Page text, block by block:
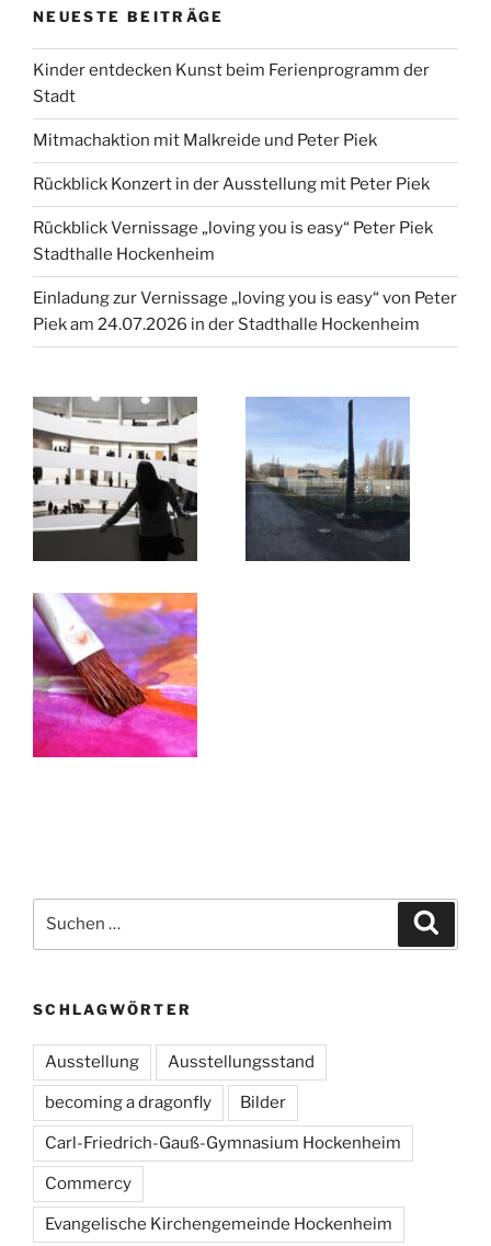
NEUESTE BEITRÄGE
Kinder entdecken Kunst beim Ferienprogramm der
Stadt
Mitmachaktion mit Malkreide und Peter Piek
Rückblick Konzert in der Ausstellung mit Peter Piek
Rückblick Vernissage „loving you is easy“ Peter Piek
Stadthalle Hockenheim
Einladung zur Vernissage „loving you is easy“ von Peter
Piek am 24.07.2026 in der Stadthalle Hockenheim
nach:
SCHLAGWÖRTER
Ausstellung Ausstellungsstand
becoming a dragonfly Bilder
Carl-Friedrich-Gauß-Gymnasium Hockenheim
Commercy
Evangelische Kirchengemeinde Hockenheim